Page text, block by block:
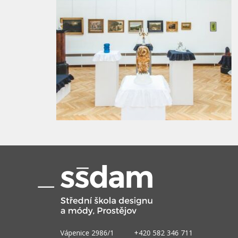
Vápenice 2986/1 +420 582 346 711